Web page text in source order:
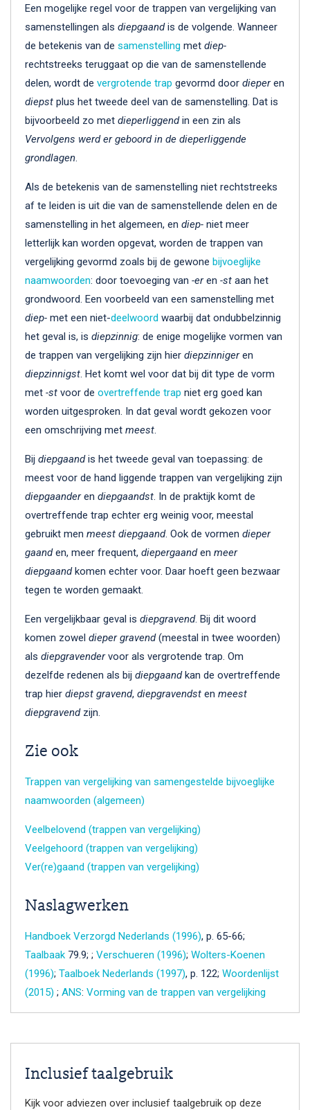
Een mogelijke regel voor de trappen van vergelijking van
samenstellingen als diepgaandis de volgende. Wanneer
de betekenis van de samenstelling met diep-
rechtstreeks teruggaat op die van de samenstellende
delen, wordt de vergrotende trap gevormd door dieperen
diepst plus het tweede deel van de samenstelling. Dat is
bijvoorbeeld zo met dieperliggendin een zin als
Vervolgens werd er geboord in de dieperliggende
grondlagen.
Als de betekenis van de samenstelling niet rechtstreeks
af te leiden is uit die van de samenstellende delen en de
samenstelling in het algemeen, en diep- niet meer
letterlijk kan worden opgevat, worden de trappen van
vergelijking gevormd zoals bij de gewone bijvoeglijke
naamwoorden: door toevoeging van -eren -st aan het
grondwoord. Een voorbeeld van een samenstelling met
diep- met een niet-deelwoord waarbij dat ondubbelzinnig
het geval is, is diepzinnig: de enige mogelijke vormen van
de trappen van vergelijking zijn hier diepzinnigeren
diepzinnigst. Het komt wel voor dat bij dit type de vorm
met -st voor de overtreffende trap niet erg goed kan
worden uitgesproken. In dat geval wordt gekozen voor
een omschrijving met meest.
Bij diepgaandis het tweede geval van toepassing: de
meest voor de hand liggende trappen van vergelijking zijn
diepgaanderen diepgaandst. In de praktijk komt de
overtreffende trap echter erg weinig voor, meestal
gebruikt men meest diepgaand. Ook de vormen dieper
gaanden, meer frequent, diepergaanden meer
diepgaandkomen echter voor. Daar hoeft geen bezwaar
tegen te worden gemaakt.
Een vergelijkbaar geval is diepgravend. Bij dit woord
komen zowel dieper gravend(meestal in twee woorden)
als diepgravendervoor als vergrotende trap. Om
dezelfde redenen als bij diepgaandkan de overtreffende
trap hier diepst gravend, diepgravendst en meest
diepgravendzijn.
Zie ook
Trappen van vergelijking van samengestelde bijvoeglijke
naamwoorden (algemeen)
Veelbelovend (trappen van vergelijking)
Veelgehoord (trappen van vergelijking)
Ver(re)gaand (trappen van vergelijking)
Naslagwerken
Handboek Verzorgd Nederlands (1996), p. 65-66;
Taalbaak 79.9; ; Verschueren (1996); Wolters-Koenen
(1996); Taalboek Nederlands (1997), p. 122; Woordenlijst
(2015) ; ANS: Vorming van de trappen van vergelijking
Inclusief taalgebruik
Kijk voor adviezen over inclusief taalgebruik op deze